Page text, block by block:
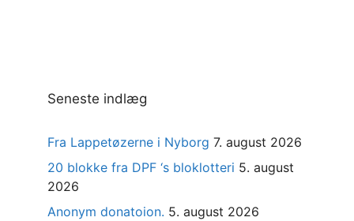
Seneste indlæg
Fra Lappetøzerne i Nyborg 7. august 2026
20 blokke fra DPF ‘s bloklotteri 5. august
2026
Anonym donatoion. 5. august 2026